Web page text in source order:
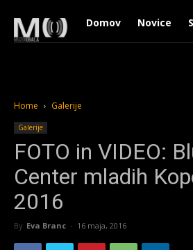
Domov Novice
Home Galerije
Galerije
FOTO in VIDEO:
Center mladih
2016
By Eva Branc - 16 maja, 2016